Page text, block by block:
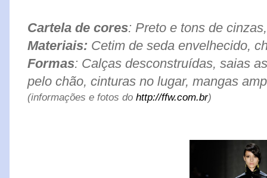
Cartela de cores: Preto e tons de
Materiais: Cetim de seda envelhecido,
Formas: Calças desconstruídas, saias
pelo chão, cinturas no lugar, mangas
(informações e fotos do http://ffw.com.br)